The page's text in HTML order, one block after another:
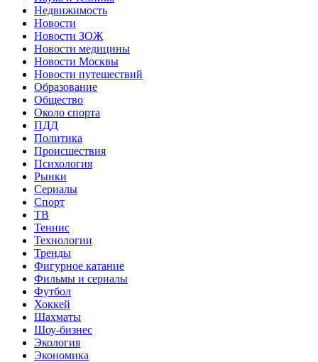
Недвижимость
Новости
Новости ЗОЖ
Новости медицины
Новости Москвы
Новости путешествий
Образование
Общество
Около спорта
ПДД
Политика
Происшествия
Психология
Рынки
Сериалы
Спорт
ТВ
Теннис
Технологии
Тренды
Фигурное катание
Фильмы и сериалы
Футбол
Хоккей
Шахматы
Шоу-бизнес
Экология
Экономика